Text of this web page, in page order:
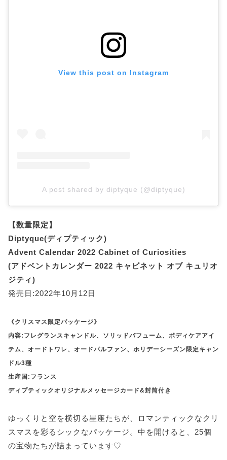
View this post on Instagram
A post shared by diptyque (@diptyque)
【数量限定】
Diptyque(ディプティック)
Advent Calendar 2022 Cabinet of Curiosities
(アドベントカレンダー 2022 キャビネット オブ キュリオ
ジティ)
発売日:2022年10月12日
《クリスマス限定パッケージ》
内容:フレグランスキャンドル、ソリッドパフューム、ボディケアアイ
テム、オードトワレ、オードパルファン、ホリデーシーズン限定キャン
ドル3種
生産国:フランス
ディプティックオリジナルメッセージカード&封筒付き
ゆっくりと空を横切る星座たちが、ロマンティックなクリ
スマスを彩るシックなパッケージ。中を開けると、25個
の宝物たちが詰まっています♡